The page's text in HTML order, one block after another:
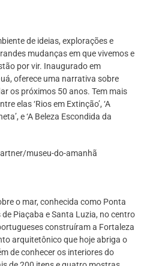
de ideias, explorações e
mudanças em que vivemos e
por vir. Inaugurado em
oferece uma narrativa sobre
os próximos 50 anos. Tem mais
elas ‘Rios em Extinção’, ‘A
e ‘A Beleza Escondida da
museu-do-amanhã
o mar, conhecida como Ponta
Piaçaba e Santa Luzia, no centro
construíram a Fortaleza
arquitetônico que hoje abriga o
de conhecer os interiores do